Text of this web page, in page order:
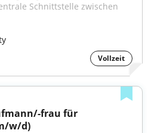
Schnittstelle zwischen
Vollzeit
w/d)